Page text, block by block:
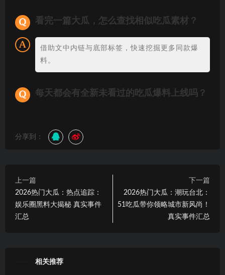
看完一篇大瓜，怎么查找相似吃瓜素材？
借助文中内链与底部标签，快速挖掘更多同款爆
料。
每天都会有全新未看过的吃瓜爆料上线吗？
分享到：
上一篇
2026热门大瓜：热点追踪：
娱乐圈黑料大揭秘 真实事件
汇总
下一篇
2026热门大瓜：潮玩台北：
51吃瓜带你领略城市新风尚！
真实事件汇总
相关推荐